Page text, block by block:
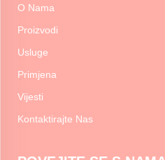
O Nama
Proizvodi
Usluge
Primjena
Vijesti
Kontaktirajte Nas